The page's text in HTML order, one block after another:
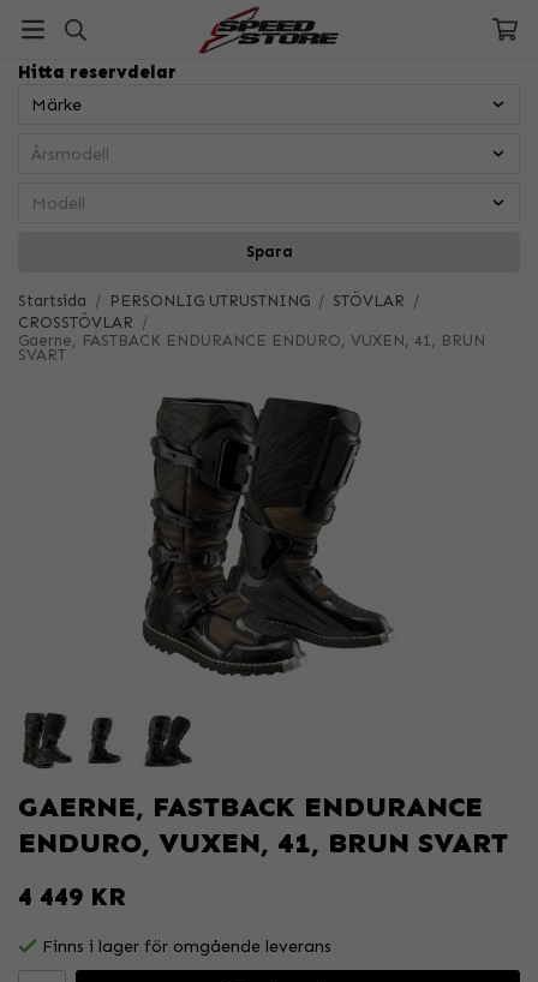
Hitta reservdelar
Spara
Startsida / PERSONLIG UTRUSTNING / STÖVLAR /
CROSSTÖVLAR /
Gaerne, FASTBACK ENDURANCE ENDURO, VUXEN, 41, BRUN
SVART
GAERNE, FASTBACK ENDURANCE
ENDURO, VUXEN, 41, BRUN SVART
4 449 KR
Finns i lager för omgående leverans